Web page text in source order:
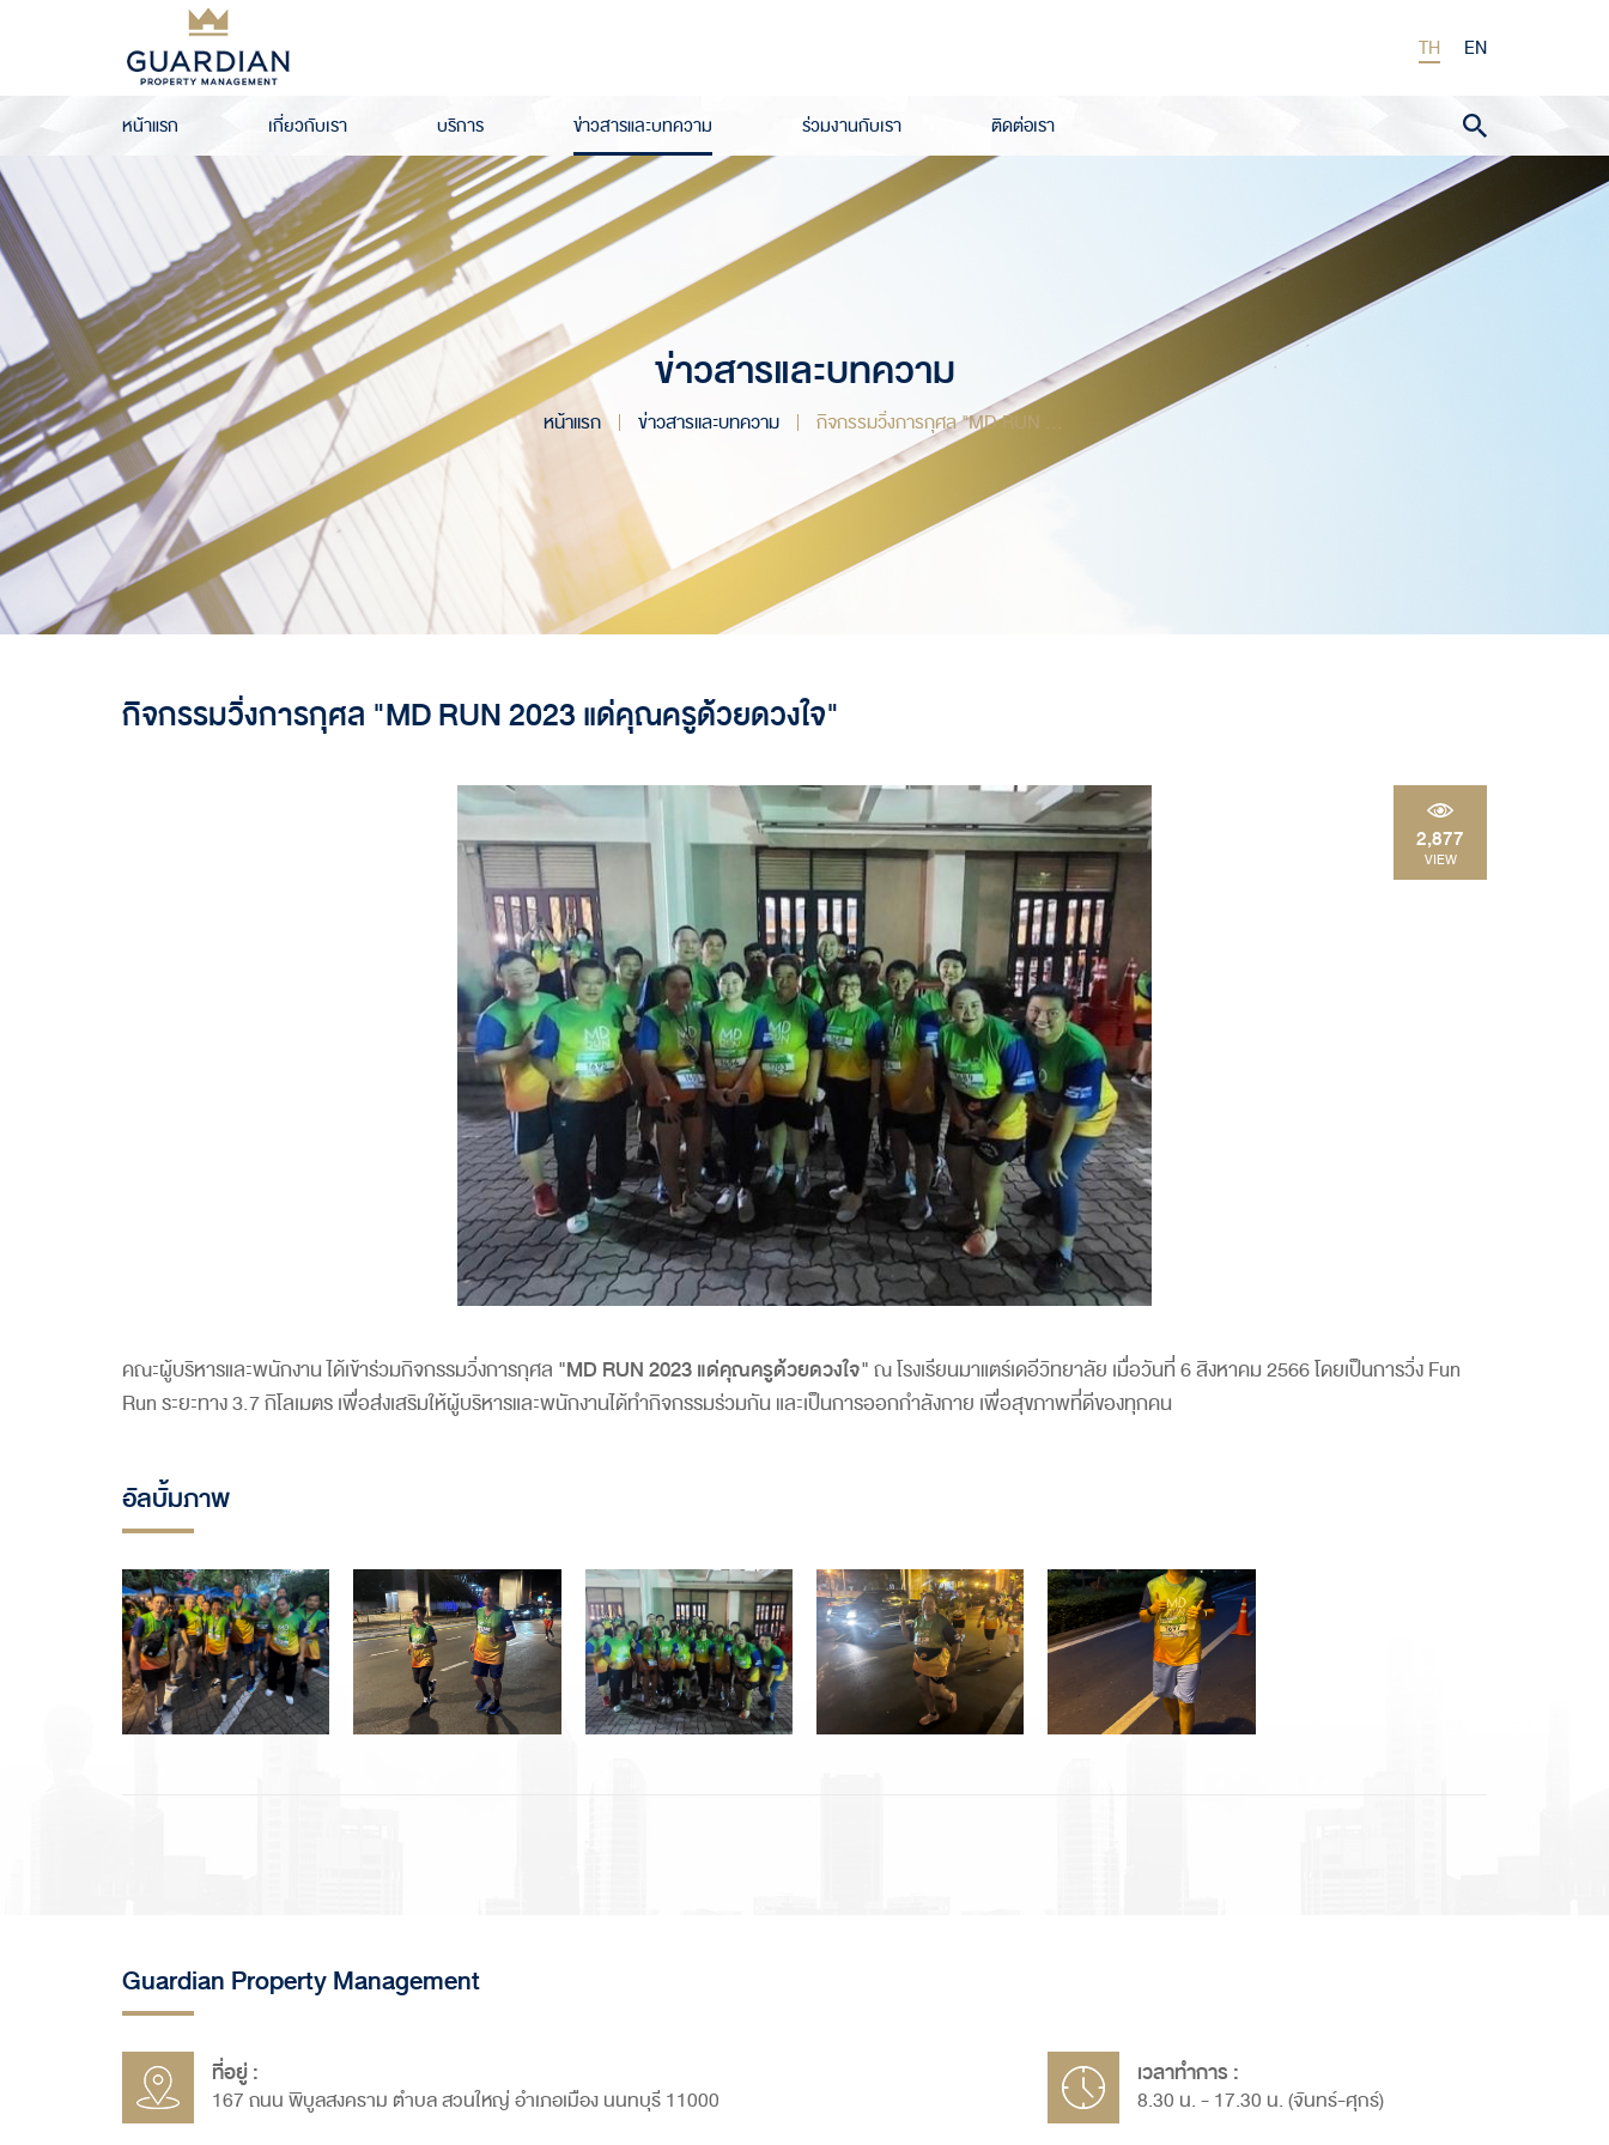
TH EN
หน้าแรก เกี่ยวกับเรา บริการ ข่าวสารและบทความ ร่วมงานกับเรา ติดต่อเรา
ข่าวสารและบทความ
หน้าแรก ข่าวสารและบทความ กิจกรรมวิ่งการกุศล "MD RUN 2023 แด่คุณครูด้วยดวงใจ"
กิจกรรมวิ่งการกุศล "MD RUN 2023 แด่คุณครูด้วยดวงใจ"
2,877
VIEW
คณะผู้บริหารและพนักงาน ได้เข้าร่วมกิจกรรมวิ่งการกุศล "MD RUN 2023 แด่คุณครูด้วยดวงใจ"ณ โรงเรียนมาแตร์เดอีวิทยาลัย เมื่อวันที่ 6 สิงหาคม 2566 โดยเป็นการวิ่ง Fun
Run ระยะทาง 3.7 กิโลเมตร เพื่อส่งเสริมให้ผู้บริหารและพนักงานได้ทำกิจกรรมร่วมกัน และเป็นการออกกำลังกาย เพื่อสุขภาพที่ดีของทุกคน
อัลบั้มภาพ
Guardian Property Management
ที่อยู่ :
167 ถนน พิบูลสงคราม ตำบล สวนใหญ่ อำเภอเมือง นนทบุรี 11000
เวลาทำการ :
8.30 น. - 17.30 น. (จันทร์-ศุกร์)